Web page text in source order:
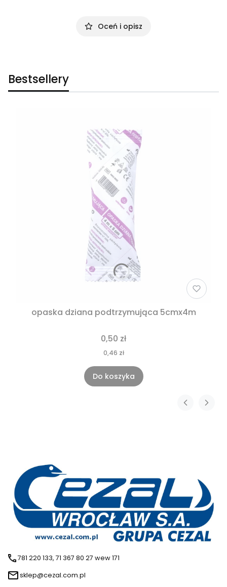
Oceń i opisz
Bestsellery
opaska dziana podtrzymująca 5cmx4m
0,50 zł
0,46 zł
Do koszyka
781 220 133, 71 367 80 27 wew 171
sklep@cezal.com.pl